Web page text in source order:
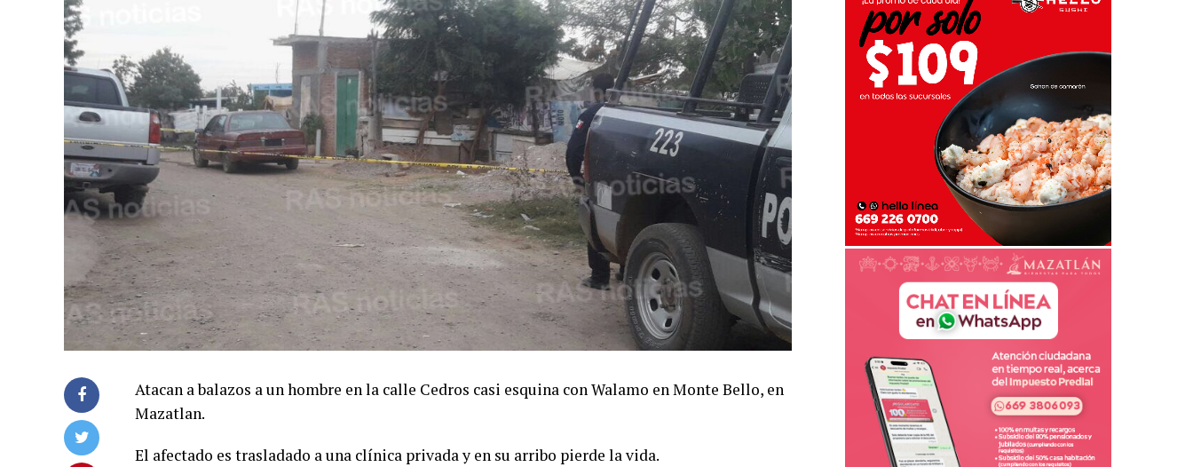
Atacan a balazos a un hombre en la calle Cedros casi esquina con Walamo en Monte Bello, en
Mazatlan.
El afectado es trasladado a una clínica privada y en su arribo pierde la vida.